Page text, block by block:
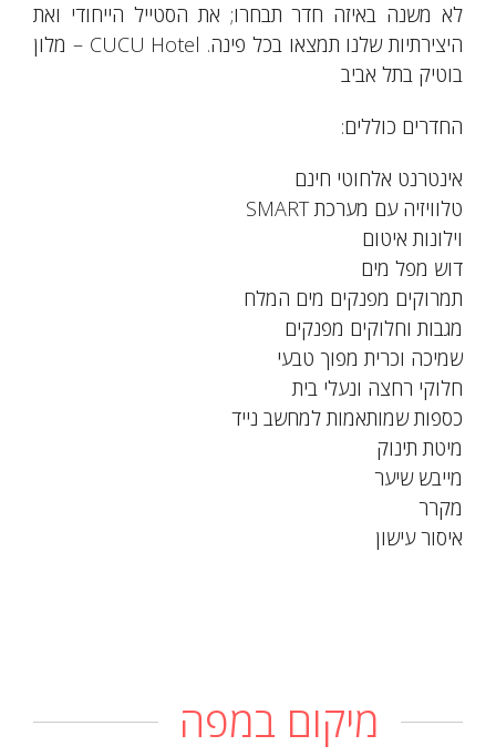
לא משנה באיזה חדר תבחרו; את הסטייל הייחודי ואת
היצירתיות שלנו תמצאו בכל פינה. CUCU Hotel – מלון
בוטיק בתל אביב
החדרים כוללים:
אינטרנט אלחוטי חינם
טלוויזיה עם מערכת SMART
וילונות איטום
דוש מפל מים
תמרוקים מפנקים מים המלח
מגבות וחלוקים מפנקים
שמיכה וכרית מפוך טבעי
חלוקי רחצה ונעלי בית
כספות שמותאמות למחשב נייד
מיטת תינוק
מייבש שיער
מקרר
איסור עישון
מיקום במפה